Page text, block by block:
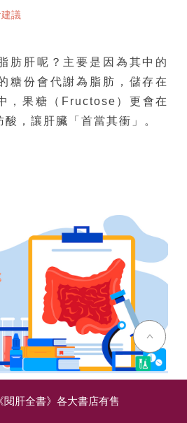
議
肪肝呢？主要是因為其中的
糖份會代謝為脂肪，儲存在
，果糖（Fructose）更會在
，讓肝臟「首當其衝」。
服用益生菌
閱肝全書》各大書店有售